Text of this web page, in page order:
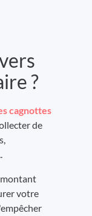
?
cagnottes
de
montant
votre